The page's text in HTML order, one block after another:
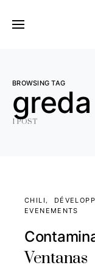
BROWSING TAG
greda
1 POST
CHILI
EVENEMENTS
Ventanas